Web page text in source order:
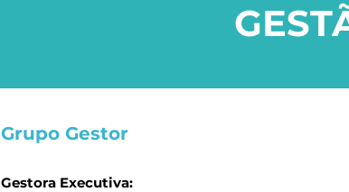
Grupo Gestor
Gestora Executiva: